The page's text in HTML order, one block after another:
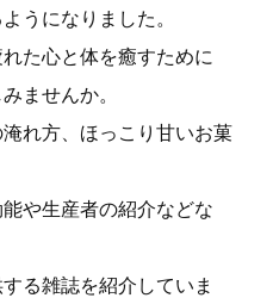
うになりました。
た心と体を癒すために
ませんか。
れ方、ほっこり甘いお菓
や生産者の紹介などな
る雑誌を紹介していま